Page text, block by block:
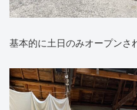
基本的に土日のみオープンさ